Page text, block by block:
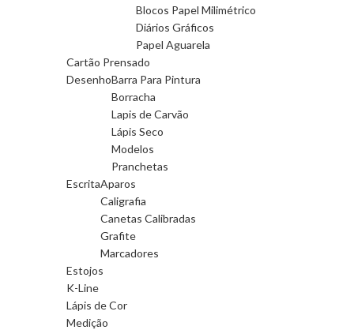
Blocos Papel Milimétrico
Diários Gráficos
Papel Aguarela
Cartão Prensado
DesenhoBarra Para Pintura
Borracha
Lapis de Carvão
Lápis Seco
Modelos
Pranchetas
EscritaAparos
Caligrafia
Canetas Calibradas
Grafite
Marcadores
Estojos
K-Line
Lápis de Cor
Medição